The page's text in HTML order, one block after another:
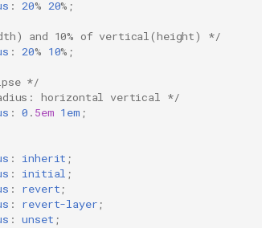
: 20% 20%;
and 10% of vertical(height) */
: 20% 10%;
*/
horizontal vertical */
: 0 . 5em 1em ;
: inherit ;
: initial ;
: revert;
: revert-layer;
: unset ;